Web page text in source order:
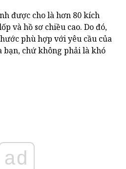
được cho là hơn 80 kích
và hồ sơ chiều cao. Do đó,
phù hợp với yêu cầu của
bạn, chứ không phải là khó
ad